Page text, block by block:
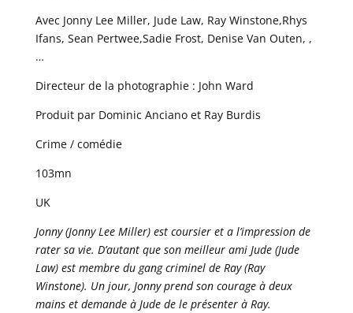
Avec Jonny Lee Miller, Jude Law, Ray Winstone,Rhys
Ifans, Sean Pertwee,Sadie Frost, Denise Van Outen, ,
…
Directeur de la photographie : John Ward
Produit par Dominic Anciano et Ray Burdis
Crime / comédie
103mn
UK
Jonny (Jonny Lee Miller) est coursier et a l’impression de
rater sa vie. D’autant que son meilleur ami Jude (Jude
Law) est membre du gang criminel de Ray (Ray
Winstone). Un jour, Jonny prend son courage à deux
mains et demande à Jude de le présenter à Ray.